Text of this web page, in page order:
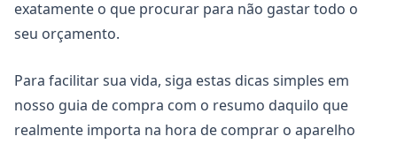
exatamente o que procurar para não gastar todo o
seu orçamento.
Para facilitar sua vida, siga estas dicas simples em
nosso guia de compra com o resumo daquilo que
realmente importa na hora de comprar o aparelho